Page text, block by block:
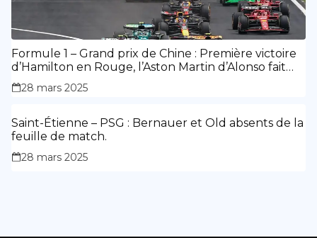
Formule 1 – Grand prix de Chine : Première victoire
d’Hamilton en Rouge, l’Aston Martin d’Alonso fait
des siennes.
28 mars 2025
Saint-Étienne – PSG : Bernauer et Old absents de la
feuille de match.
28 mars 2025